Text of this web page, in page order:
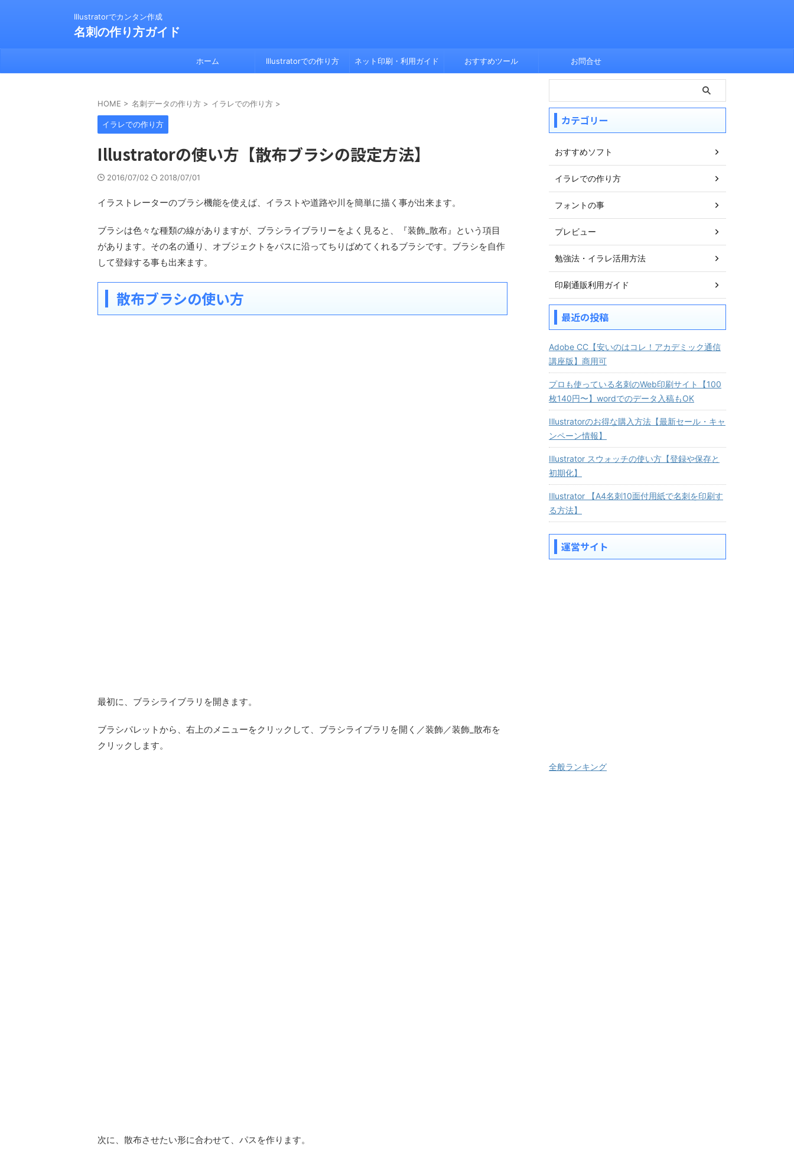
Illustratorでカンタン作成
名刺の作り方ガイド
ホーム Illustratorでの作り方 ネット印刷・利用ガイド おすすめツール お問合せ
HOME > 名刺データの作り方 > イラレでの作り方 >
イラレでの作り方
Illustratorの使い方【散布ブラシの設定方法】
2016/07/02 2018/07/01
イラストレーターのブラシ機能を使えば、イラストや道路や川を簡単に描く事が出来ます。
ブラシは色々な種類の線がありますが、ブラシライブラリーをよく見ると、『装飾_散布』という項目
があります。その名の通り、オブジェクトをパスに沿ってちりばめてくれるブラシです。ブラシを自作
して登録する事も出来ます。
散布ブラシの使い方
最初に、ブラシライブラリを開きます。
ブラシパレットから、右上のメニューをクリックして、 ブラシライブラリを開く／装飾／装飾_散布を
クリックします。
次に、散布させたい形に合わせて、パスを作ります。
カテゴリー
おすすめソフト
イラレでの作り方
フォントの事
プレビュー
勉強法・イラレ活用方法
印刷通販利用ガイド
最近の投稿
Adobe CC【安いのはコレ！アカデミック通信
講座版】商用可
プロも使っている名刺のWeb印刷サイト【100
枚140円〜】wordでのデータ入稿もOK
Illustratorのお得な購入方法【最新セール・キャ
ンペーン情報】
Illustrator スウォッチの使い方【登録や保存と
初期化】
Illustrator 【A4名刺10面付用紙で名刺を印刷す
る方法】
運営サイト
全般ランキング